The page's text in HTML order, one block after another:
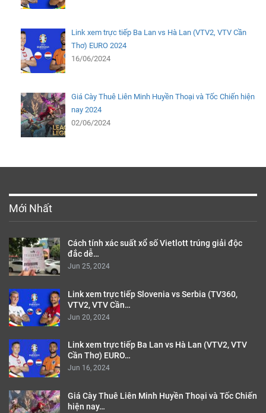
Link xem trực tiếp Ba Lan vs Hà Lan (VTV2, VTV Cần
Thơ) EURO 2024
16/06/2024
Giá Cày Thuê Liên Minh Huyền Thoại và Tốc Chiến hiện
nay 2024
02/06/2024
Mới Nhất
Cách tính xác suất xổ số Vietlott trúng giải độc
đắc dễ…
Jun 25, 2024
Link xem trực tiếp Slovenia vs Serbia (TV360,
VTV2, VTV Cần…
Jun 20, 2024
Link xem trực tiếp Ba Lan vs Hà Lan (VTV2, VTV
Cần Thơ) EURO…
Jun 16, 2024
Giá Cày Thuê Liên Minh Huyền Thoại và Tốc Chiến
hiện nay…